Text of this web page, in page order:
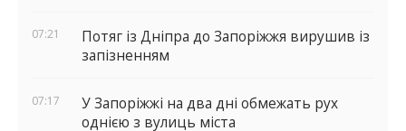
07:21
Потяг із Дніпра до Запоріжжя вирушив із
запізненням
07:17
У Запоріжжі на два дні обмежать рух
однією з вулиць міста